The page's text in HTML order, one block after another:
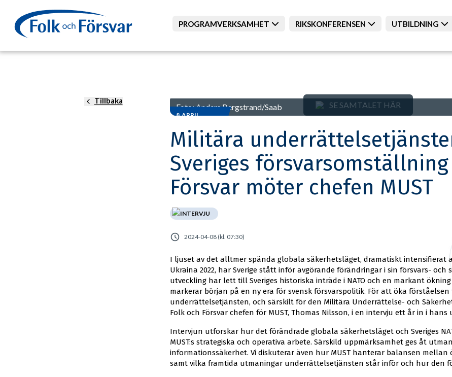
PROGRAMVERKSAMHET RIKSKONFERENSEN UTBILDNING
Tillbaka
Foto: Anders Bergstrand/Saab SE SAMTALET HÄR
8 APRIL
Militära
Sveriges
Försvar möter chefen MUST
INTERVJU
2024-04-08 (kl. 07:30)
I ljuset av det alltmer spända globala säkerhetsläget, dramatiskt intensifierat
Ukraina 2022, har Sverige stått inför avgörande förändringar i sin försvars- och
utveckling har lett till Sveriges historiska inträde i NATO och en markant
markerar början på en ny era för svensk försvarspolitik. För att öka förståelsen
underrättelsetjänsten, och särskilt för den Militära Underrättelse- och
Folk och Försvar chefen för MUST, Thomas Nilsson, i en intervju ett år in i hans
Intervjun utforskar hur det förändrade globala säkerhetsläget och Sveriges
MUST:s strategiska och operativa arbete. Särskild uppmärksamhet ges åt
informationssäkerhet. Vi diskuterar även hur MUST hanterar balansen mellan
samt vilka framtida utmaningar underrättelsetjänsten står inför och hur den